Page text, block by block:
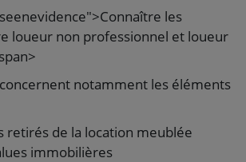
les
loueur non professionnel et loueur
notamment les éléments
retirés de la location meublée
immobilières